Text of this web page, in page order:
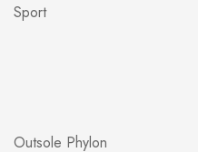
Sport
Outsole Phylon